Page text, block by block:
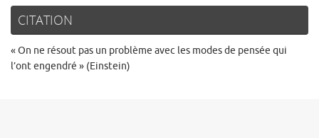
CITATION
« On ne résout pas un problème avec les modes de pensée qui
l’ont engendré » (Einstein)